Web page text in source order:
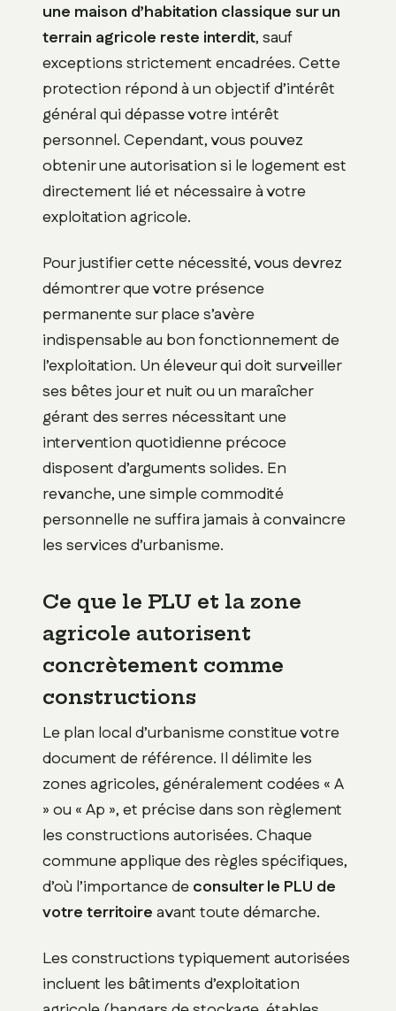
une maison d’habitation classique sur un
terrain agricole reste interdit, sauf
exceptions strictement encadrées. Cette
protection répond à un objectif d’intérêt
général qui dépasse votre intérêt
personnel. Cependant, vous pouvez
obtenir une autorisation si le logement est
directement lié et nécessaire à votre
exploitation agricole.
Pour justifier cette nécessité, vous devrez
démontrer que votre présence
permanente sur place s’avère
indispensable au bon fonctionnement de
l’exploitation. Un éleveur qui doit surveiller
ses bêtes jour et nuit ou un maraîcher
gérant des serres nécessitant une
intervention quotidienne précoce
disposent d’arguments solides. En
revanche, une simple commodité
personnelle ne suffira jamais à convaincre
les services d’urbanisme.
Ce que le PLU et la zone
agricole autorisent
concrètement comme
constructions
Le plan local d’urbanisme constitue votre
document de référence. Il délimite les
zones agricoles, généralement codées « A
» ou « Ap », et précise dans son règlement
les constructions autorisées. Chaque
commune applique des règles spécifiques,
d’où l’importance deconsulter le PLU de
votre territoireavant toute démarche.
Les constructions typiquement autorisées
incluent les bâtiments d’exploitation